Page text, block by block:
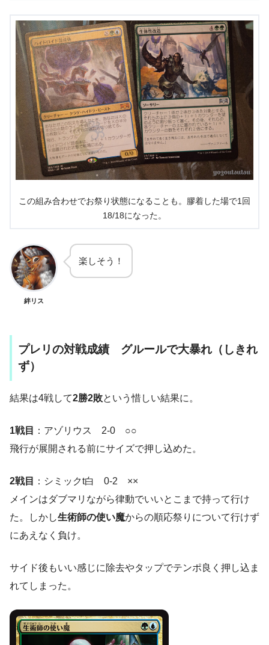
この組み合わせでお祭り状態になることも。膠着した場で1回
18/18になった。
絆リス
楽しそう！
プレリの対戦成績 グルールで大暴れ（しきれ
ず）
結果は4戦して2勝2敗という惜しい結果に。
1戦目
：アゾリウス 2-0 ○○
飛行が展開される前にサイズで押し込めた。
2戦目
：シミックt白 0-2 ××
メインはダブマリながら律動でいいとこまで持って行け
た。しかし生術師の使い魔からの順応祭りについて行けず
にあえなく負け。
サイド後もいい感じに除去やタップでテンポ良く押し込ま
れてしまった。